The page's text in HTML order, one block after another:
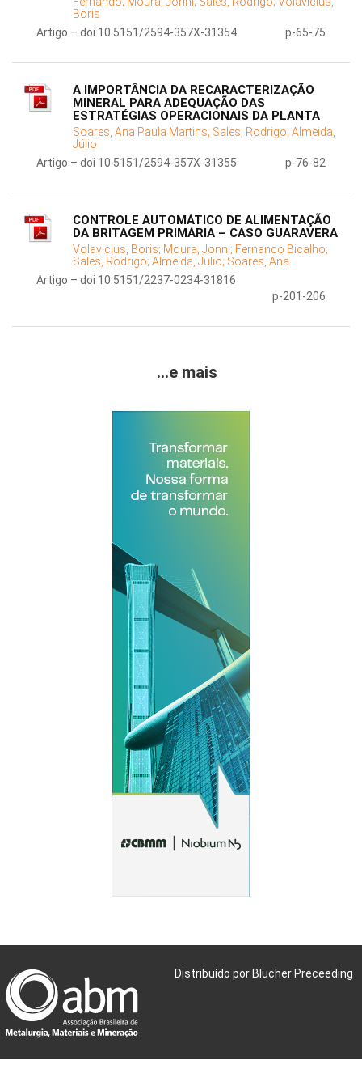
Boris
Artigo – doi 10.5151/2594-357X-31354
p-65-75
A IMPORTÂNCIA DA RECARACTERIZAÇÃO
MINERAL PARA ADEQUAÇÃO DAS
ESTRATÉGIAS OPERACIONAIS DA PLANTA
Soares, Ana Paula Martins; Sales, Rodrigo; Almeida,
Júlio
Artigo – doi 10.5151/2594-357X-31355
p-76-82
CONTROLE AUTOMÁTICO DE ALIMENTAÇÃO
DA BRITAGEM PRIMÁRIA – CASO GUARAVERA
Volavicius, Boris; Moura, Jonni; Fernando Bicalho;
Sales, Rodrigo; Almeida, Julio; Soares, Ana
Artigo – doi 10.5151/2237-0234-31816
p-201-206
...e mais
Distribuído por Blucher Preceeding